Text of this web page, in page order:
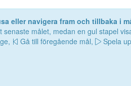
eller navigera fram och tillbaka i
målet, medan en gul stapel
Gå till föregående mål, Spela